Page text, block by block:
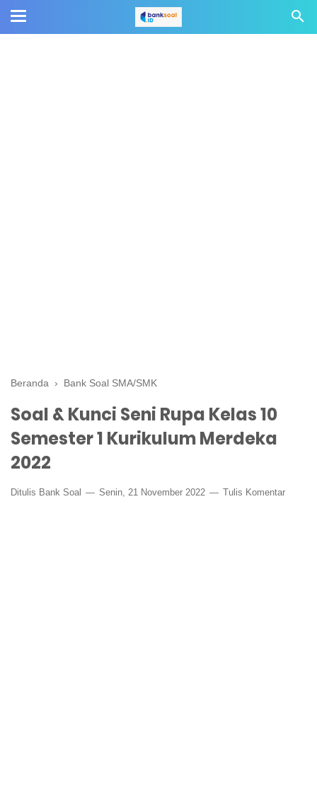
Beranda › Bank Soal SMA/SMK
Soal & Kunci Seni Rupa Kelas 10
Semester 1 Kurikulum Merdeka
2022
Ditulis Bank Soal Senin, 21 November 2022 Tulis Komentar